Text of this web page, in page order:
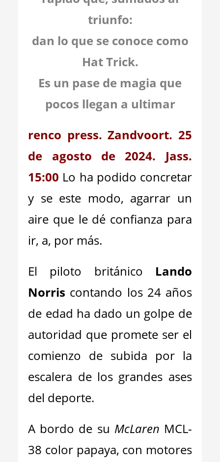
triunfo:
dan lo que se conoce como
Hat Trick.
Es un pase de magia que
pocos llegan a ultimar
renco press. Zandvoort. 25
de agosto de 2024. Jass.
15:00 Lo ha podido concretar
y se este modo, agarrar un
aire que le dé confianza para
ir, a, por más.
El piloto británico Lando
Norris contando los 24 años
de edad ha dado un golpe de
autoridad que promete ser el
comienzo de subida por la
escalera de los grandes ases
del deporte.
A bordo de su McLaren MCL-
38 color papaya, con motores